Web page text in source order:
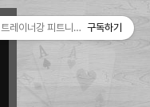
트레이너강 피트니스월드구독하기